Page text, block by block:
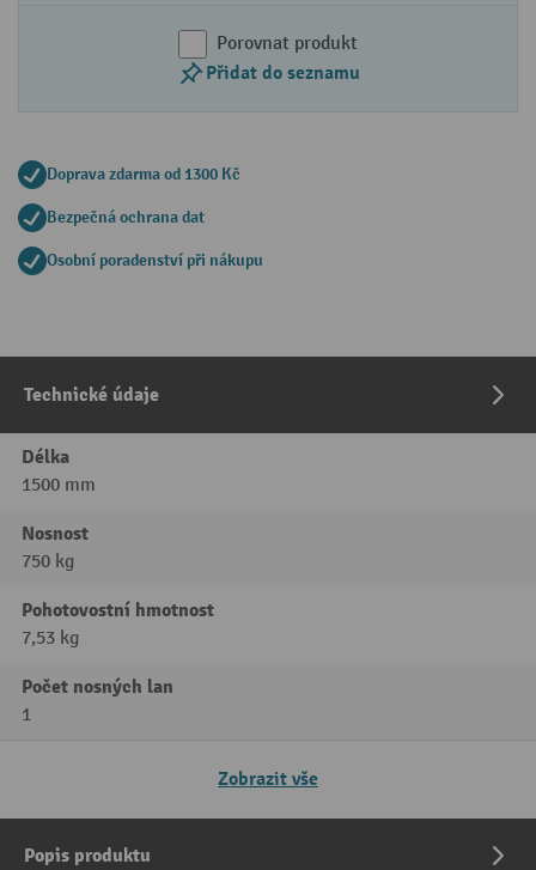
Porovnat produkt
Přidat do seznamu
Doprava zdarma od 1300 Kč
Bezpečná ochrana dat
Osobní poradenství při nákupu
Technické údaje
Délka
1500 mm
Nosnost
750 kg
Pohotovostní hmotnost
7,53 kg
Počet nosných lan
1
Zobrazit vše
Popis produktu